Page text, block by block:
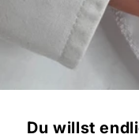
Du willst